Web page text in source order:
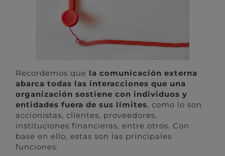
Recordemos que la comunicación externa
abarca todas las interacciones que una
organización sostiene con individuos y
entidades fuera de sus límites, como lo son
accionistas, clientes, proveedores,
instituciones financieras, entre otros. Con
base en ello, estas son las principales
funciones: